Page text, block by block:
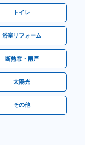
トイレ
浴室リフォーム
断熱窓・雨戸
太陽光
その他